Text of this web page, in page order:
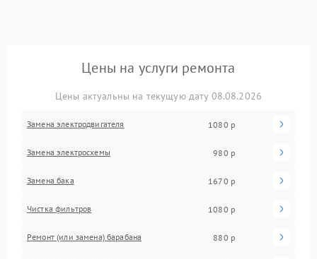
Цены на услуги ремонта
Цены актуальны на текущую дату 08.08.2026
Замена электродвигателя 1080 р
Замена электросхемы 980 р
Замена бака 1670 р
Чистка фильтров 1080 р
Ремонт (или замена) барабана 880 р